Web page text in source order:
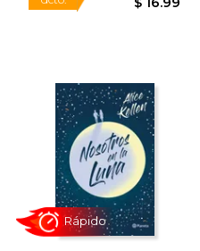
Rápido